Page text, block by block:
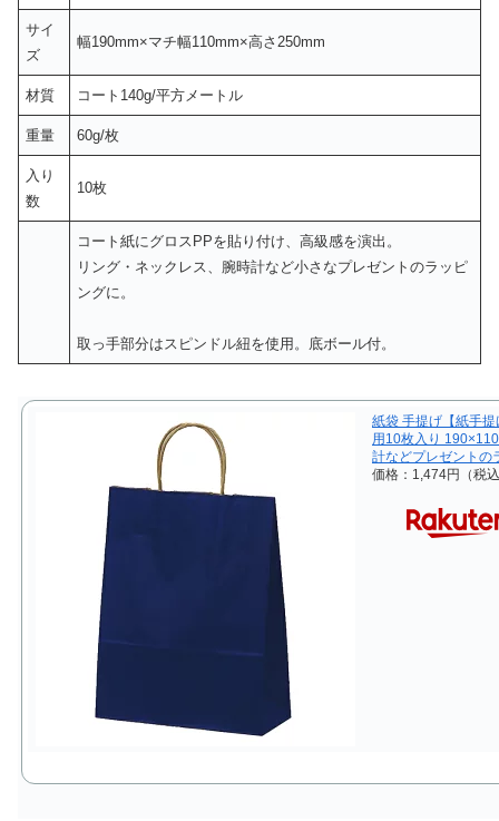
サイ
ズ
幅190mm×マチ幅110mm×高さ250mm
材質 コート140g/平方メートル
重量 60g/枚
入り
数
10枚
コート紙にグロスPPを貼り付け、高級感を演出。
リング・ネックレス、腕時計など小さなプレゼントのラッピ
ングに。
取っ手部分はスピンドル紐を使用。底ボール付。
紙袋 手提げ【紙手
用10枚入り
計などプレゼントの
価格：1,474円（税